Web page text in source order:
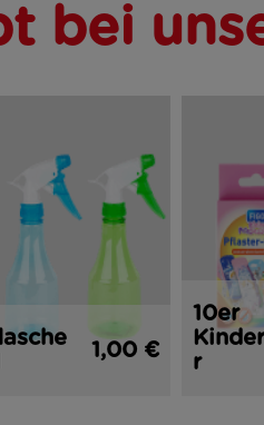
bei
1,00 €
10er
r